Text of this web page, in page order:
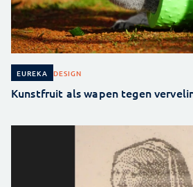
EUREKA DESIGN
Kunstfruit als wapen tegen